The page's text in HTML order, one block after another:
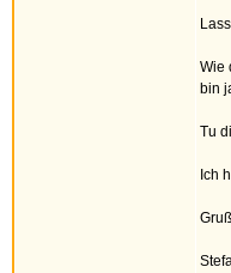
Wie
bin
Tu
Ich